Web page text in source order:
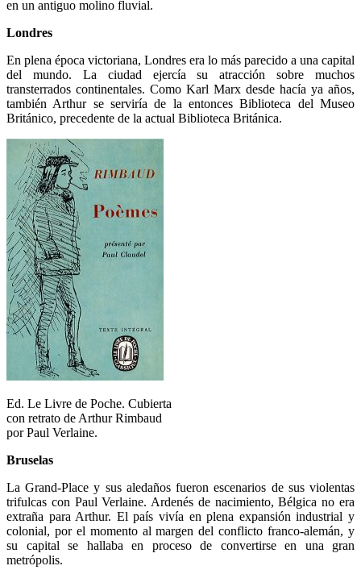
en un antiguo molino fluvial.
Londres
En plena época victoriana, Londres era lo más parecido a una capital
del mundo. La ciudad ejercía su atracción sobre muchos
transterrados continentales. Como Karl Marx desde hacía ya años,
también Arthur se serviría de la entonces Biblioteca del Museo
Británico, precedente de la actual Biblioteca Británica.
Ed. Le Livre de Poche. Cubierta
con retrato de Arthur Rimbaud
por Paul Verlaine.
Bruselas
La Grand-Place y sus aledaños fueron escenarios de sus violentas
trifulcas con Paul Verlaine. Ardenés de nacimiento, Bélgica no era
extraña para Arthur. El país vivía en plena expansión industrial y
colonial, por el momento al margen del conflicto franco-alemán, y
su capital se hallaba en proceso de convertirse en una gran
metrópolis.